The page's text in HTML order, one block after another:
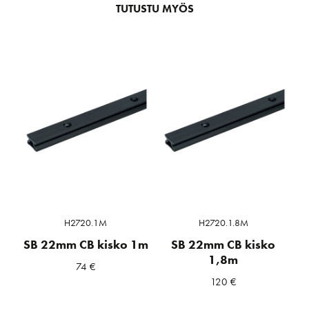
TUTUSTU MYÖS
H2720.1M
SB 22mm CB kisko 1m
74 €
H2720.1.8M
SB 22mm CB kisko
1,8m
120 €